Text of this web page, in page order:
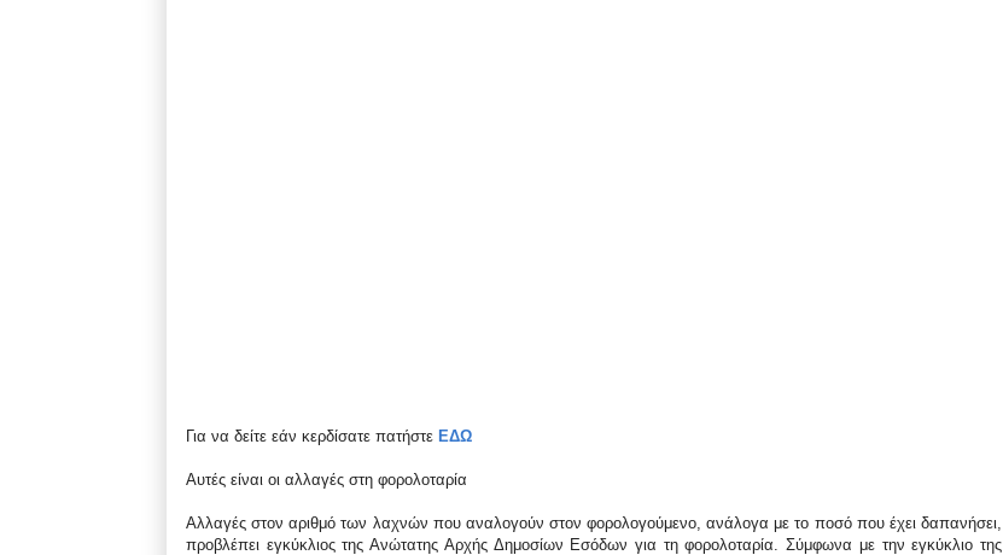
Για να δείτε εάν κερδίσατε πατήστε ΕΔΩ
Αυτές είναι οι αλλαγές στη φορολοταρία
Αλλαγές στον αριθμό των λαχνών που αναλογούν στον φορολογούμενο, ανάλογα με το ποσό που έχει δαπανήσει,
προβλέπει εγκύκλιος της Ανώτατης Αρχής Δημοσίων Εσόδων για τη φορολοταρία. Σύμφωνα με την εγκύκλιο της